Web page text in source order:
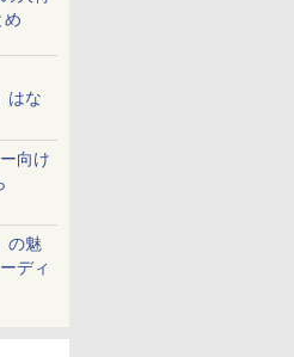
め
はな
向け
の魅
ディ